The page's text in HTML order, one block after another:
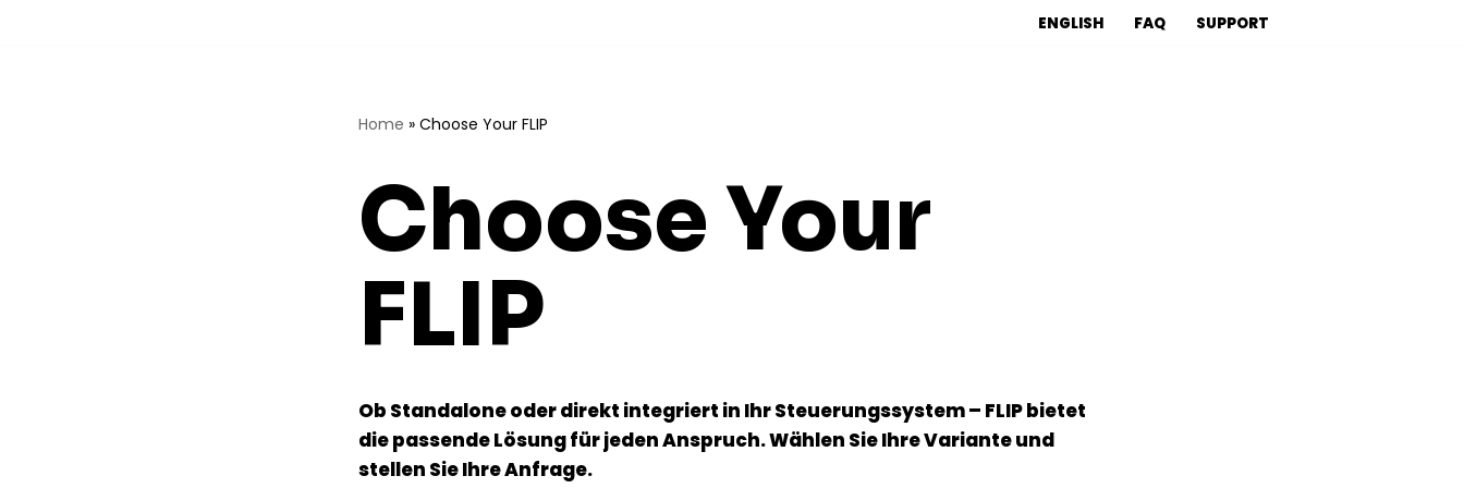
ENGLISH FAQ SUPPORT
Home » Choose Your FLIP
Choose Your
FLIP
Ob Standalone oder direkt integriert in Ihr Steuerungssystem – FLIP bietet
die passende Lösung für jeden Anspruch. Wählen Sie Ihre Variante und
stellen Sie Ihre Anfrage.